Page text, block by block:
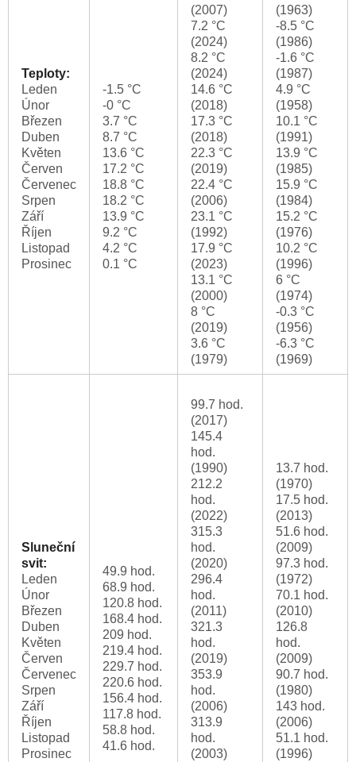
Teploty:
Leden
Únor
Březen
Duben
Květen
Červen
Červenec
Srpen
Září
Říjen
Listopad
Prosinec
-1.5 °C
-0 °C
3.7 °C
8.7 °C
13.6 °C
17.2 °C
18.8 °C
18.2 °C
13.9 °C
9.2 °C
4.2 °C
0.1 °C
(2007)
7.2 °C
(2024)
8.2 °C
(2024)
14.6 °C
(2018)
17.3 °C
(2018)
22.3 °C
(2019)
22.4 °C
(2006)
23.1 °C
(1992)
17.9 °C
(2023)
13.1 °C
(2000)
8 °C
(2019)
3.6 °C
(1979)
(1963)
-8.5 °C
(1986)
-1.6 °C
(1987)
4.9 °C
(1958)
10.1 °C
(1991)
13.9 °C
(1985)
15.9 °C
(1984)
15.2 °C
(1976)
10.2 °C
(1996)
6 °C
(1974)
-0.3 °C
(1956)
-6.3 °C
(1969)
Sluneční
svit:
Leden
Únor
Březen
Duben
Květen
Červen
Červenec
Srpen
Září
Říjen
Listopad
Prosinec
49.9 hod.
68.9 hod.
120.8 hod.
168.4 hod.
209 hod.
219.4 hod.
229.7 hod.
220.6 hod.
156.4 hod.
117.8 hod.
58.8 hod.
41.6 hod.
99.7 hod.
(2017)
145.4
hod.
(1990)
212.2
hod.
(2022)
315.3
hod.
(2020)
296.4
hod.
(2011)
321.3
hod.
(2019)
353.9
hod.
(2006)
313.9
hod.
(2003)
13.7 hod.
(1970)
17.5 hod.
(2013)
51.6 hod.
(2009)
97.3 hod.
(1972)
70.1 hod.
(2010)
126.8
hod.
(2009)
90.7 hod.
(1980)
143 hod.
(2006)
51.1 hod.
(1996)